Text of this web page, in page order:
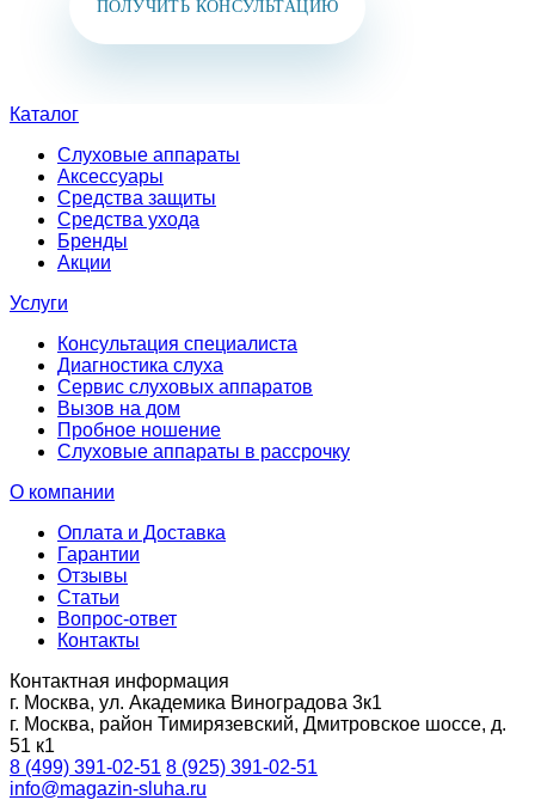
ПОЛУЧИТЬ КОНСУЛЬТАЦИЮ
Каталог
Слуховые аппараты
Аксессуары
Средства защиты
Средства ухода
Бренды
Акции
Услуги
Консультация специалиста
Диагностика слуха
Сервис слуховых аппаратов
Вызов на дом
Пробное ношение
Слуховые аппараты в рассрочку
О компании
Оплата и Доставка
Гарантии
Отзывы
Статьи
Вопрос-ответ
Контакты
Контактная информация
г. Москва, ул. Академика Виноградова 3к1
г. Москва, район Тимирязевский, Дмитровское шоссе, д.
51 к1
8 (499) 391-02-51 8 (925) 391-02-51
info@magazin-sluha.ru